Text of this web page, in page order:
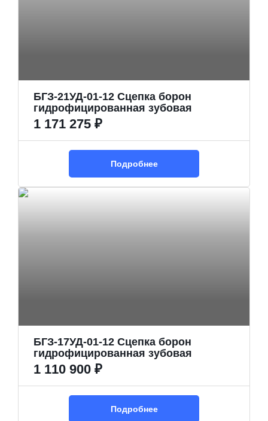
БГЗ-21УД-01-12 Сцепка борон
гидрофицированная зубовая
1 171 275 ₽
Подробнее
БГЗ-17УД-01-12 Сцепка борон
гидрофицированная зубовая
1 110 900 ₽
Подробнее